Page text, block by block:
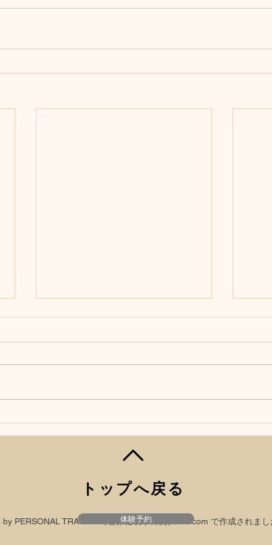
ルテのライン
の
体験予約
トップへ戻る
PERSONAL TRAINER（著作権表示の例） Wix.com で作成されまし